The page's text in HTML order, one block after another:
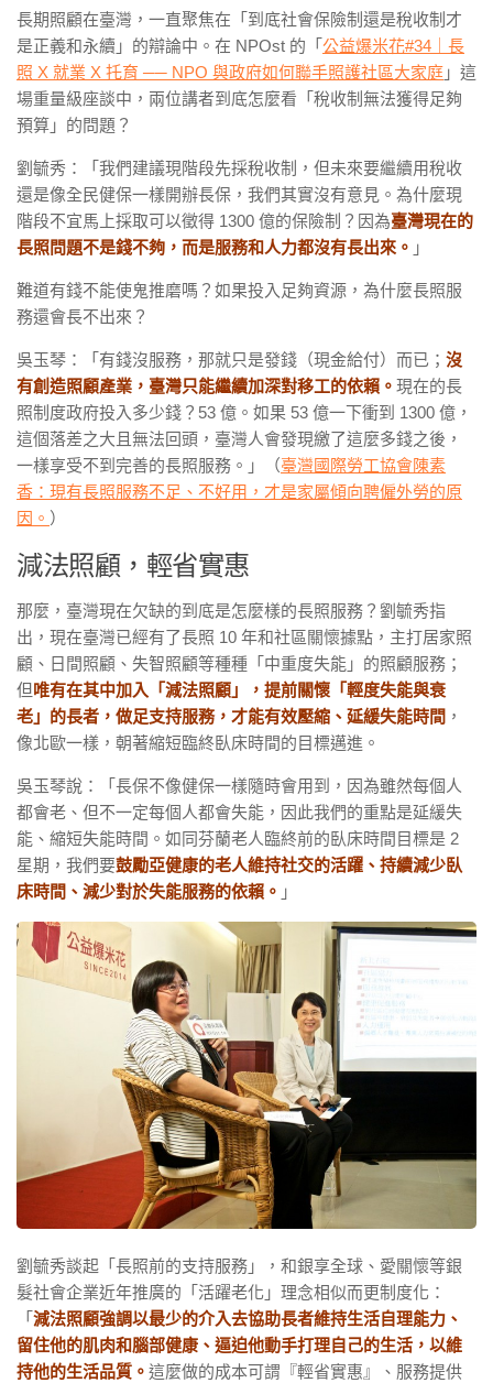
長期照顧在臺灣，一直聚焦在「到底社會保險制還是稅收制才
是正義和永續」的辯論中。在 NPOst 的「 公益爆米花#34｜長
照 X 就業 X 托育 ── NPO 與政府如何聯手照護社區大家庭 」這
場重量級座談中，兩位講者到底怎麼看「稅收制無法獲得足夠
預算」的問題？
劉毓秀：「我們建議現階段先採稅收制，但未來要繼續用稅收
還是像全民健保一樣開辦長保，我們其實沒有意見。為什麼現
階段不宜馬上採取可以徵得 1300 億的保險制？因為臺灣現在的
長照問題不是錢不夠，而是服務和人力都沒有長出來。 」
難道有錢不能使鬼推磨嗎？如果投入足夠資源，為什麼長照服
務還會長不出來？
吳玉琴：「有錢沒服務，那就只是發錢（現金給付）而已； 沒
有創造照顧產業，臺灣只能繼續加深對移工的依賴。 現在的長
照制度政府投入多少錢？53 億。如果 53 億一下衝到 1300 億，
這個落差之大且無法回頭，臺灣人會發現繳了這麼多錢之後，
一樣享受不到完善的長照服務。」（臺灣國際勞工協會陳素
香：現有長照服務不足、不好用，才是家屬傾向聘僱外勞的原
因。 ）
減法照顧，輕省實惠
那麼，臺灣現在欠缺的到底是怎麼樣的長照服務？劉毓秀指
出，現在臺灣已經有了長照 10 年和社區關懷據點，主打居家照
顧、日間照顧、失智照顧等種種「中重度失能」的照顧服務；
但唯有在其中加入「減法照顧」，提前關懷「輕度失能與衰
老」的長者，做足支持服務，才能有效壓縮、延緩失能時間 ，
像北歐一樣，朝著縮短臨終臥床時間的目標邁進。
吳玉琴說：「長保不像健保一樣隨時會用到，因為雖然每個人
都會老、但不一定每個人都會失能，因此我們的重點是延緩失
能、縮短失能時間。如同芬蘭老人臨終前的臥床時間目標是 2
星期，我們要鼓勵亞健康的老人維持社交的活躍、持續減少臥
床時間、減少對於失能服務的依賴。 」
劉毓秀談起「長照前的支持服務」，和銀享全球、愛關懷等銀
髮社會企業近年推廣的「活躍老化」理念相似而更制度化：
「 減法照顧強調以最少的介入去協助長者維持生活自理能力、
留住他的肌肉和腦部健康、逼迫他動手打理自己的生活，以維
持他的生活品質。 這麼做的成本可謂『輕省實惠』、服務提供